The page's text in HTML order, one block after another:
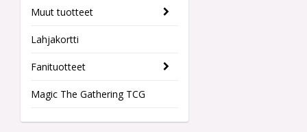
Muut tuotteet
Lahjakortti
Fanituotteet
Magic The Gathering TCG